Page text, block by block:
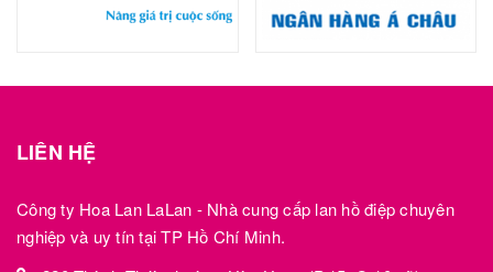
LIÊN HỆ
Công ty Hoa Lan LaLan - Nhà cung cấp lan hồ điệp chuyên
nghiệp và uy tín tại TP Hồ Chí Minh.